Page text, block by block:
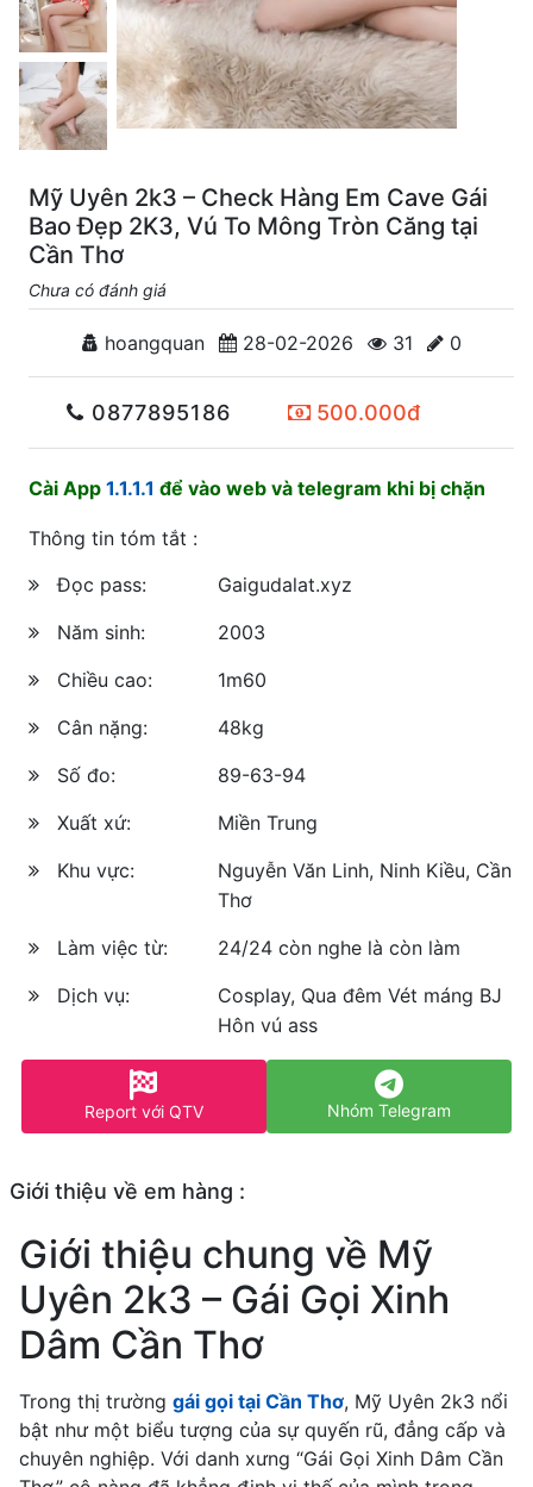
Mỹ Uyên 2k3 – Check Hàng Em Cave Gái
Bao Đẹp 2K3, Vú To Mông Tròn Căng tại
Cần Thơ
Chưa có đánh giá
hoangquan 28-02-2026 31 0
0877895186 500.000đ
Cài App 1.1.1.1 để vào web và telegram khi bị chặn
Thông tin tóm tắt :
Đọc pass:
Gaigudalat.xyz
Năm sinh:
2003
Chiều cao:
1m60
Cân nặng:
48kg
Số đo:
89-63-94
Xuất xứ:
Miền Trung
Khu vực:
Nguyễn Văn Linh, Ninh Kiều, Cần
Thơ
Làm việc từ:
24/24 còn nghe là còn làm
Dịch vụ:
Cosplay, Qua đêm Vét máng BJ
Hôn vú ass
Report với QTV Nhóm Telegram
Giới thiệu về em hàng :
Giới thiệu chung về Mỹ
Uyên 2k3 – Gái Gọi Xinh
Dâm Cần Thơ
Trong thị trường gái gọi tại Cần Thơ, Mỹ Uyên 2k3 nổi
bật như một biểu tượng của sự quyến rũ, đẳng cấp và
chuyên nghiệp. Với danh xưng “Gái Gọi Xinh Dâm Cần